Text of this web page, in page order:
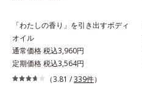
「わたしの香り」を引き出すボディ
オイル
通常価格 税込3,960円
定期価格 税込3,564円
（3.81 /339件）